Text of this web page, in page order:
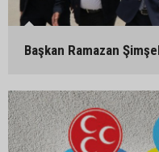
Başkan Ramazan